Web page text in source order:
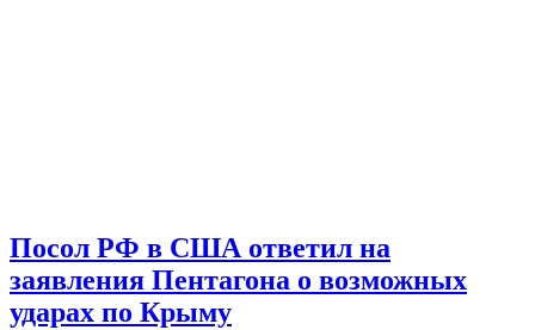
Посол РФ в США ответил на
заявления Пентагона о возможных
ударах по Крыму